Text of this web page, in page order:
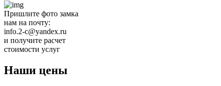
Пришлите фото замка
нам на почту:
info.2-c@yandex.ru
и получите расчет
стоимости услуг
Наши цены